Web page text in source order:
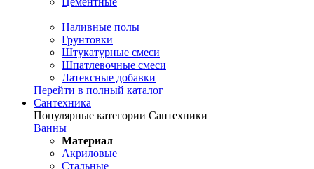
Наливные полы
Грунтовки
Штукатурные смеси
Шпатлевочные смеси
Латексные добавки
Перейти в полный каталог
Сантехника
Популярные категории Сантехники
Ванны
Материал
Акриловые
Стальные